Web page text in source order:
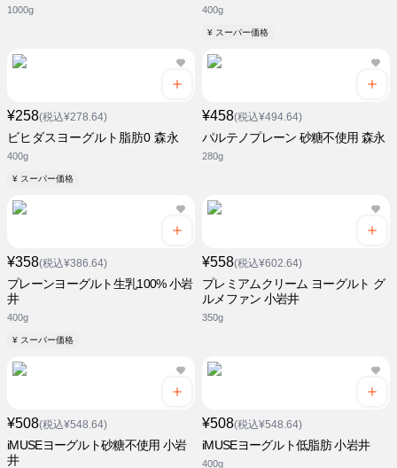
1000g 400g
¥ スーパー価格
¥258(税込¥278.64)
ビヒダスヨーグルト脂肪0 森永
400g
¥ スーパー価格
¥458(税込¥494.64)
パルテノプレーン 砂糖不使用 森永
280g
¥358(税込¥386.64)
プレーンヨーグルト生乳100% 小岩
井
400g
¥ スーパー価格
¥558(税込¥602.64)
プレミアムクリーム ヨーグルト グ
ルメファン 小岩井
350g
¥508(税込¥548.64)
iMUSEヨーグルト砂糖不使用 小岩
井
¥508(税込¥548.64)
iMUSEヨーグルト低脂肪 小岩井
400g